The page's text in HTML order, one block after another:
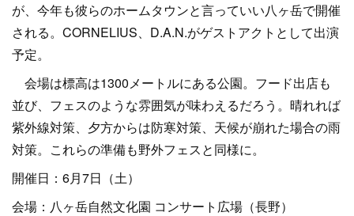
が、今年も彼らのホームタウンと言っていい八ヶ岳で開催
される。CORNELIUS、D.A.N.がゲストアクトとして出演
予定。
会場は標高は1300メートルにある公園。フード出店も
並び、フェスのような雰囲気が味わえるだろう。晴れれば
紫外線対策、夕方からは防寒対策、天候が崩れた場合の雨
対策。これらの準備も野外フェスと同様に。
開催日：6月7日（土）
会場：八ヶ岳自然文化園 コンサート広場（長野）